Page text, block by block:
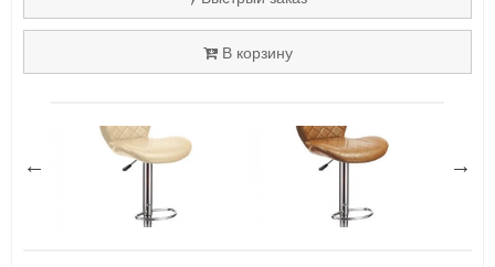
В корзину